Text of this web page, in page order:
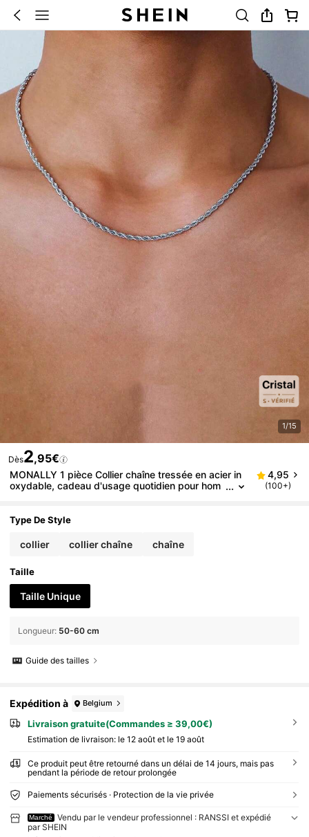
1/15
Dès2,95€
MONALLY 1 pièce Collier chaîne tressée en acier in
oxydable, cadeau d'usage quotidien pour hom
4,95
(100+)
Type De Style
collier collier chaîne chaîne
Taille
Taille Unique
Longueur: 50-60 cm
Guide des tailles
Expédition à Belgium
Livraison gratuite(Commandes ≥ 39,00€)
Estimation de livraison: le 12 août et le 19 août
Ce produit peut être retourné dans un délai de 14 jours, mais pas
pendant la période de retour prolongée
Paiements sécurisés · Protection de la vie privée
Marché
Vendu par le vendeur professionnel : RANSSI et expédié
par SHEIN